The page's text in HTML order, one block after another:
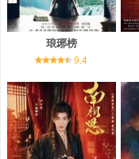
琅琊榜
9.4